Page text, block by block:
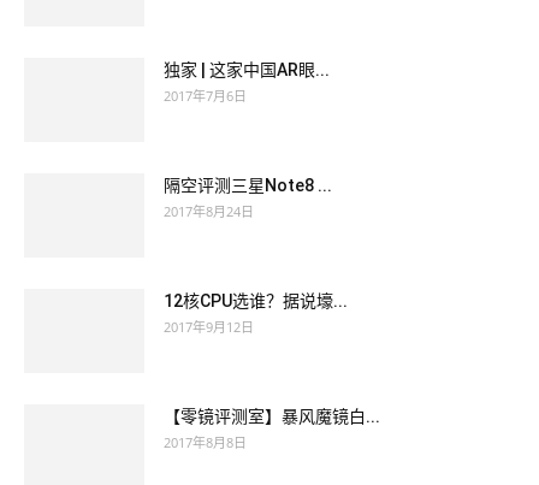
独家 | 这家中国AR眼...
2017年7月6日
隔空评测三星Note8 ...
2017年8月24日
12核CPU选谁？据说壕...
2017年9月12日
【零镜评测室】暴风魔镜白...
2017年8月8日